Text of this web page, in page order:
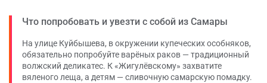
Что попробовать и увезти с собой из Самары
На улице Куйбышева, в окружении купеческих особняков,
обязательно попробуйте варёных раков — традиционный
волжский деликатес. К «Жигулёвскому» захватите
вяленого леща, а детям — сливочную самарскую помадку.